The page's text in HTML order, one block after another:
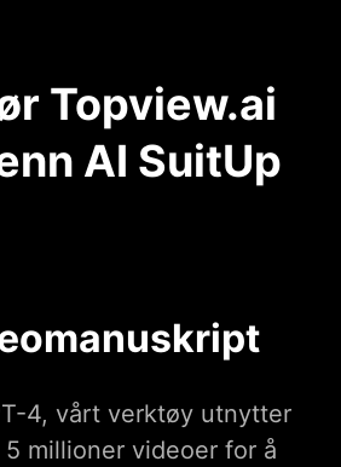
Topview.ai
AI SuitUp
4, vårt verktøy utnytter
millioner videoer for å